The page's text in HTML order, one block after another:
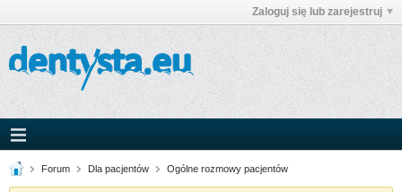
Zaloguj się lub zarejestruj
Forum Dla pacjentów Ogólne rozmowy pacjentów